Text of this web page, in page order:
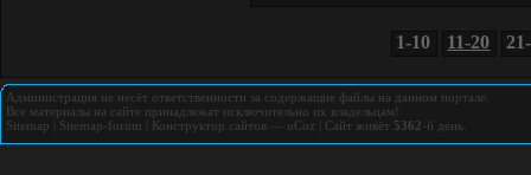
1-10 11-20
Администрация не несёт ответственности за содержащие файлы на данном портале.
Все материалы на сайте принадлежат исключительно их владельцам!
Sitemap
Sitemap-forum Конструктор сайтов uCoz Сайт живёт 5362-й день.